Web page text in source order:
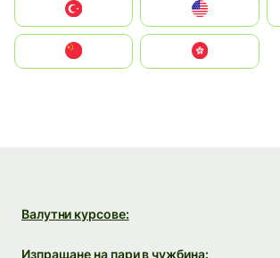
United States
中國香港特別行政區
Валутни курсове:
Изпращане на пари в чужбина: